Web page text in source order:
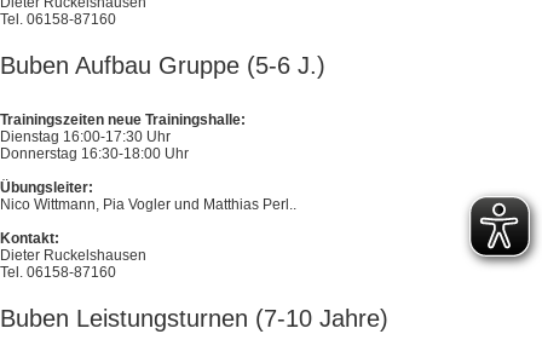
Tel. 06158-87160
Buben Aufbau Gruppe (5-6 J.)
Trainingszeiten neue Trainingshalle:
Dienstag 16:00-17:30 Uhr
Donnerstag 16:30-18:00 Uhr
Übungsleiter:
Nico Wittmann, Pia Vogler und Matthias Perl..
Kontakt:
Dieter Ruckelshausen
Tel. 06158-87160
Buben Leistungsturnen (7-10 Jahre)